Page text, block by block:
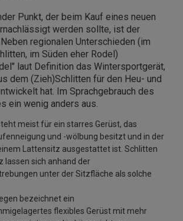
Punkt, der beim Kauf eines neuen
werden sollte, ist der
regionalen Unterschieden (im
im Süden eher Rodel)
laut Definition das Wintersportgerät,
dem (Zieh)Schlitten für den Heu- und
hat. Im Sprachgebrauch des
ein wenig anders aus.
meist für ein starres Gerüst, das
und -wölbung besitzt und in der
Lattensitz ausgestattet ist. Schlitten
lassen sich anhand der
unter der Sitzfläche als solche
bezeichnet ein
flexibles Gerüst mit mehr